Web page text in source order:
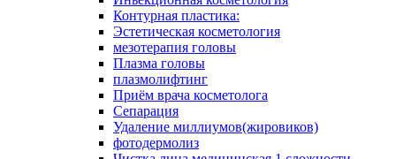
Контурная пластика:
Эстетическая косметология
мезотерапия головы
Плазма головы
плазмолифтинг
Приём врача косметолога
Сепарация
Удаление миллиумов(жировиков)
фотодермолиз